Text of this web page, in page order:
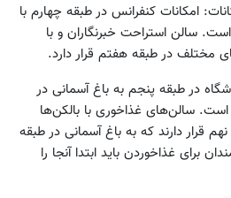
امکانات کنفرانس در طبقه چهارم با
سالن استراحت خبرنگاران و با
مختلف در طبقه هفتم قرار دارد.
در طبقه پنجم به باغ آسمانی در
سالن‌های غذاخوری با بالکن‌ها
قرار دارند که به باغ آسمانی در طبقه
برای غذا‌خوردن باید ابتدا آنجا را